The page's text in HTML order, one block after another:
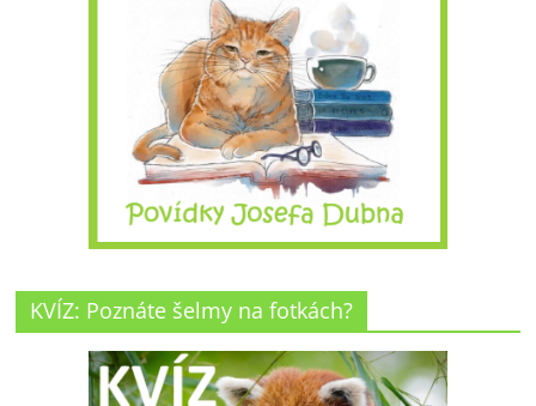
KVÍZ: Poznáte šelmy na fotkách?